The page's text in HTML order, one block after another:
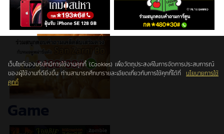
Game
เว็บไซต์ของบริษัทมีการใช้งานคุกกี้ (Cookies) เพื่อวัตถุประสงค์ในการจัดการประสบการณ์
ของผู้ใช้งานที่ดียิ่งขึ้น ท่านสามารถศึกษารายละเอียดเกี่ยวกับการใช้คุกกี้ได้ที่ นโยบายการใช้
คุกกี้